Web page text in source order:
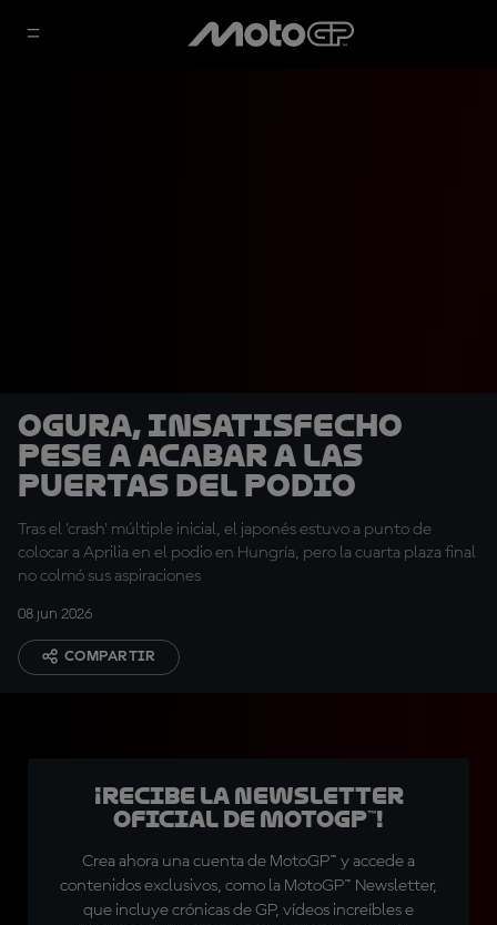
Ogura, insatisfecho
pese a acabar a las
puertas del podio
Tras el 'crash' múltiple inicial, el japonés estuvo a punto de
colocar a Aprilia en el podio en Hungría, pero la cuarta plaza final
no colmó sus aspiraciones
08 jun 2026
COMPARTIR
¡Recibe la Newsletter
oficial de MotoGP™!
Crea ahora una cuenta de MotoGP™ y accede a
contenidos exclusivos, como la MotoGP™ Newsletter,
que incluye crónicas de GP, vídeos increíbles e